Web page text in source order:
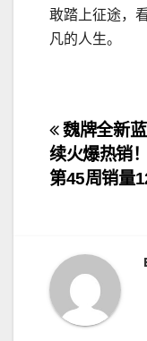
敢踏上征途，
凡的人生。
文
章
航
魏牌全新
续火爆热销
第45周销量